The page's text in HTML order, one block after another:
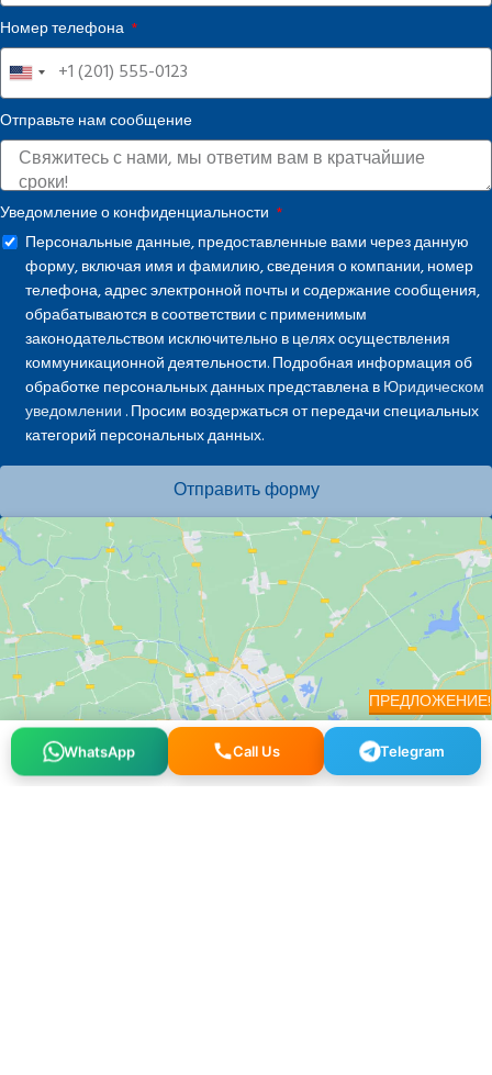
Номер телефона
United
States
+1
Отправьте нам сообщение
Уведомление о конфиденциальности
Персональные данные, предоставленные вами через данную
форму, включая имя и фамилию, сведения о компании, номер
телефона, адрес электронной почты и содержание сообщения,
обрабатываются в соответствии с применимым
законодательством исключительно в целях осуществления
коммуникационной деятельности. Подробная информация об
обработке персональных данных представлена вЮридическом
уведомлении . Просим воздержаться от передачи специальных
категорий персональных данных.
Отправить форму
WhatsApp Call Us Telegram
ПРЕДЛОЖЕНИЕ!